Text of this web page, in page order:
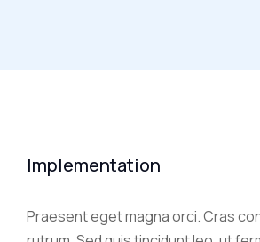
Implementation
Praesent eget magna orci. Cras